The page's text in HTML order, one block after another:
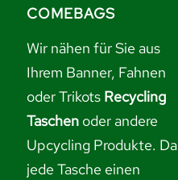
COMEBAGS
Wir nähen für Sie aus
Ihrem Banner, Fahnen
oder Trikots Recycling
Taschenoder andere
Upcycling Produkte. Da
jede Tasche einen